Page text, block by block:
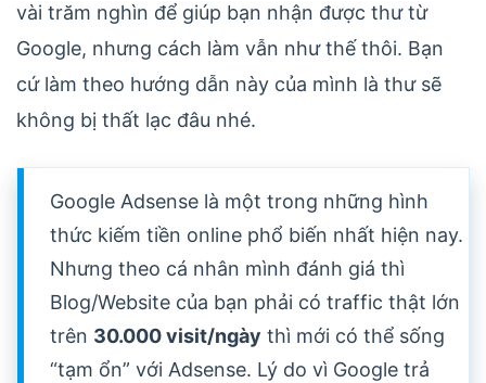
vài trăm nghìn để giúp bạn nhận được thư từ
Google, nhưng cách làm vẫn như thế thôi. Bạn
cứ làm theo hướng dẫn này của mình là thư sẽ
không bị thất lạc đâu nhé.
Google Adsense là một trong những hình
thức kiếm tiền online phổ biến nhất hiện nay.
Nhưng theo cá nhân mình đánh giá thì
Blog/Website của bạn phải có traffic thật lớn
trên 30.000 visit/ngày thì mới có thể sống
“tạm ổn” với Adsense. Lý do vì Google trả